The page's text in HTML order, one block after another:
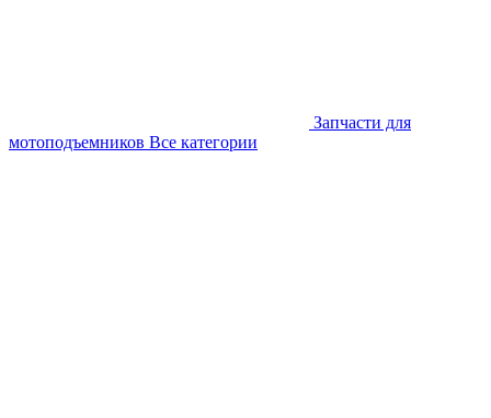
Запчасти для
мотоподъемников Все категории